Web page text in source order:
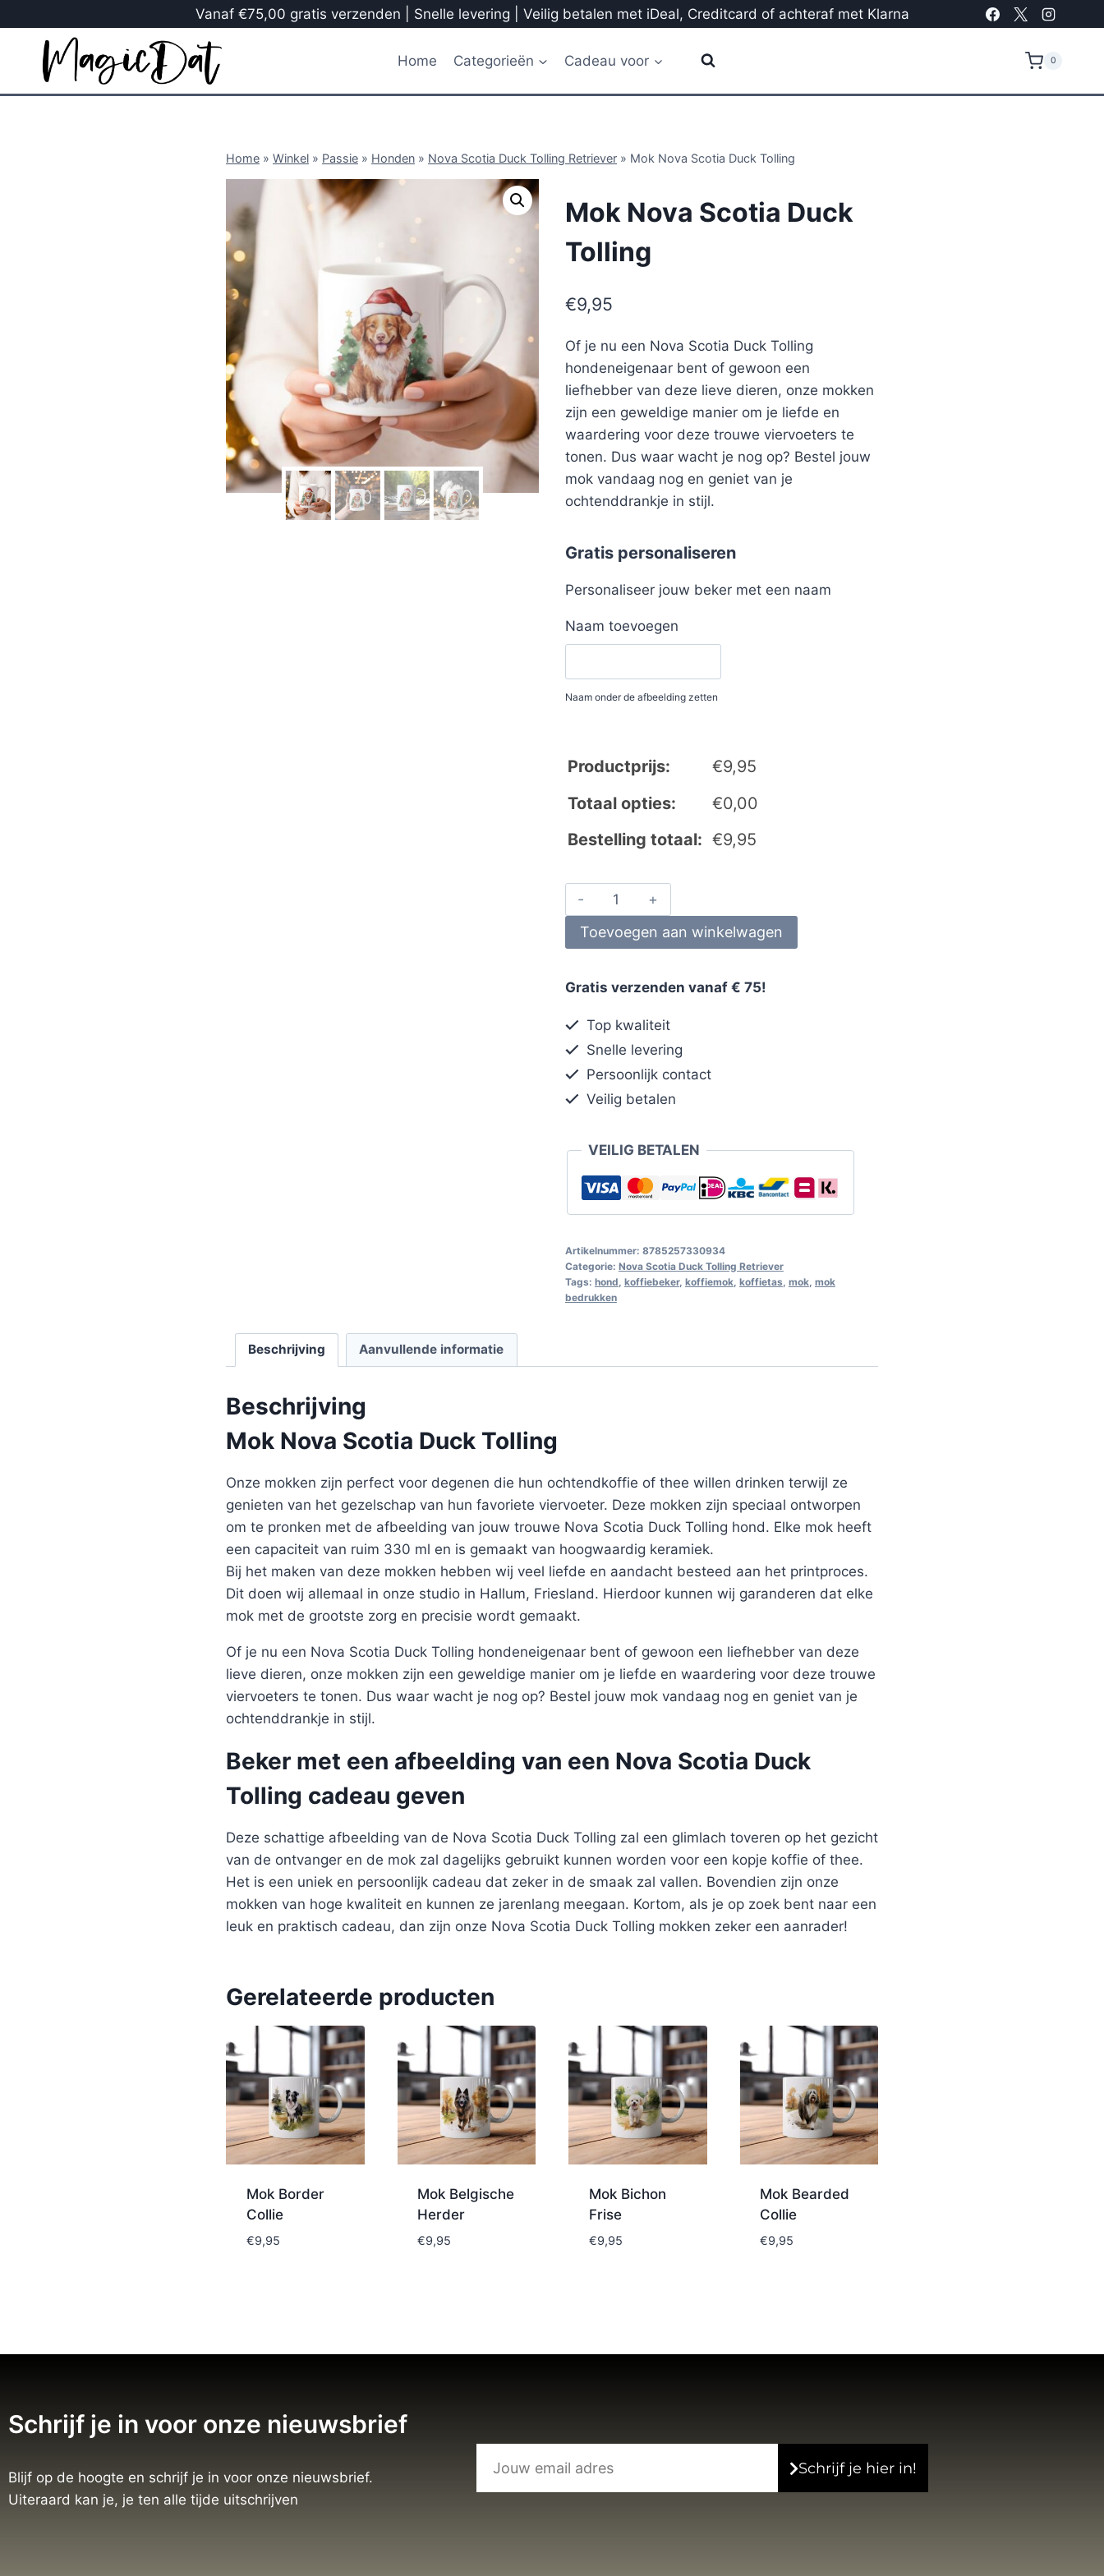
Vanaf €75,00 gratis verzenden | Snelle levering | Veilig betalen met iDeal, Creditcard of achteraf met Klarna
Home Categorieën Cadeau voor 0
Home » Winkel » Passie » Honden » Nova Scotia Duck Tolling Retriever » Mok Nova Scotia Duck Tolling
Mok Nova Scotia Duck
Tolling
€9,95
Of je nu een Nova Scotia Duck Tolling
hondeneigenaar bent of gewoon een
liefhebber van deze lieve dieren, onze mokken
zijn een geweldige manier om je liefde en
waardering voor deze trouwe viervoeters te
tonen. Dus waar wacht je nog op? Bestel jouw
mok vandaag nog en geniet van je
ochtenddrankje in stijl.
Gratis personaliseren
Personaliseer jouw beker met een naam
Naam toevoegen
Naam onder de afbeelding zetten
Productprijs: €9,95
Totaal opties:
€0,00
Bestelling totaal: €9,95
Toevoegen aan winkelwagen
Gratis verzenden vanaf € 75!
Top kwaliteit
Snelle levering
Persoonlijk contact
Veilig betalen
VEILIG BETALEN
Artikelnummer: 8785257330934
Categorie: Nova Scotia Duck Tolling Retriever
Tags: hond koffiebeker, koffiemok, koffietas mok, mok
bedrukken
Beschrijving Aanvullende informatie
Beschrijving
Mok Nova Scotia Duck Tolling
Onze mokken zijn perfect voor degenen die hun ochtendkoffie of thee willen drinken terwijl ze
genieten van het gezelschap van hun favoriete viervoeter. Deze mokken zijn speciaal ontworpen
om te pronken met de afbeelding van jouw trouwe Nova Scotia Duck Tolling hond. Elke mok heeft
een capaciteit van ruim 330 ml en is gemaakt van hoogwaardig keramiek.
Bij het maken van deze mokken hebben wij veel liefde en aandacht besteed aan het printproces.
Dit doen wij allemaal in onze studio in Hallum, Friesland. Hierdoor kunnen wij garanderen dat elke
mok met de grootste zorg en precisie wordt gemaakt.
Of je nu een Nova Scotia Duck Tolling hondeneigenaar bent of gewoon een liefhebber van deze
lieve dieren, onze mokken zijn een geweldige manier om je liefde en waardering voor deze trouwe
viervoeters te tonen. Dus waar wacht je nog op? Bestel jouw mok vandaag nog en geniet van je
ochtenddrankje in stijl.
Beker met een afbeelding van een Nova Scotia Duck
Tolling cadeau geven
Deze schattige afbeelding van de Nova Scotia Duck Tolling zal een glimlach toveren op het gezicht
van de ontvanger en de mok zal dagelijks gebruikt kunnen worden voor een kopje koffie of thee.
Het is een uniek en persoonlijk cadeau dat zeker in de smaak zal vallen. Bovendien zijn onze
mokken van hoge kwaliteit en kunnen ze jarenlang meegaan. Kortom, als je op zoek bent naar een
leuk en praktisch cadeau, dan zijn onze Nova Scotia Duck Tolling mokken zeker een aanrader!
Gerelateerde producten
Mok Border
Collie
€9,95
Mok Belgische
Herder
€9,95
Mok Bichon
Frise
€9,95
Mok Bearded
Collie
€9,95
Schrijf je in voor onze nieuwsbrief
Blijf op de hoogte en schrijf je in voor onze nieuwsbrief.
Uiteraard kan je, je ten alle tijde uitschrijven
Schrijf je hier in!